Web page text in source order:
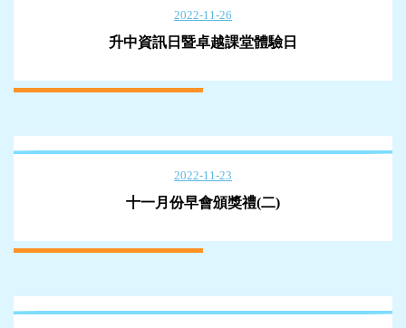
2022-11-26
升中資訊日暨卓越課堂體驗日
2022-11-23
十一月份早會頒獎禮(二)